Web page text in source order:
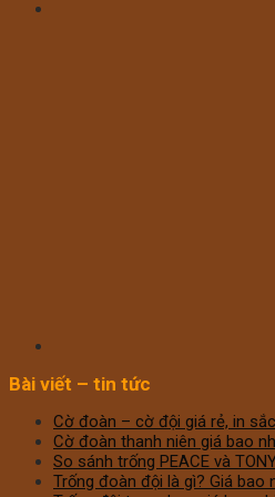
Bài viết – tin tức
Cờ đoàn – cờ đội giá rẻ, in
Cờ đoàn thanh niên giá bao
So sánh trống PEACE và
Trống đoàn đội là gì? Giá